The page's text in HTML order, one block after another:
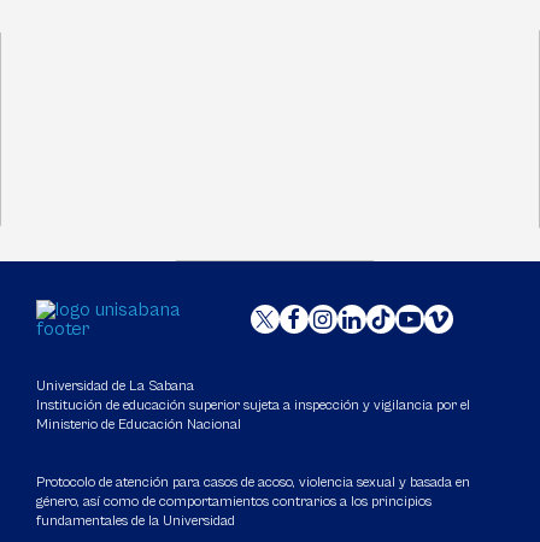
Universidad de La Sabana
Institución de educación superior sujeta a inspección y vigilancia por el
Ministerio de Educación Nacional
Protocolo de atención para casos de acoso, violencia sexual y basada en
género, así como de comportamientos contrarios a los principios
fundamentales de la Universidad